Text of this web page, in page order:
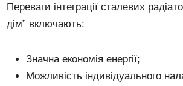
Переваги інтеграції сталевих
дім” включають:
Значна економія енергії;
Можливість індивідуального